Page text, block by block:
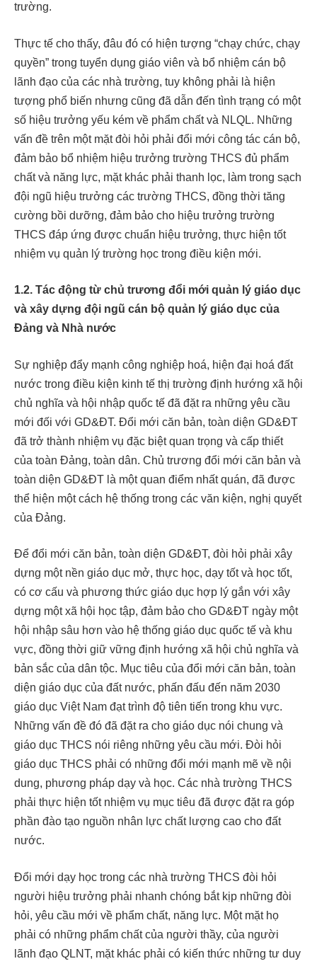
trường.
Thực tế cho thấy, đâu đó có hiện tượng “chạy chức, chạy
quyền” trong tuyển dụng giáo viên và bổ nhiệm cán bộ
lãnh đạo của các nhà trường, tuy không phải là hiện
tượng phổ biến nhưng cũng đã dẫn đến tình trạng có một
số hiệu trưởng yếu kém về phẩm chất và NLQL. Những
vấn đề trên một mặt đòi hỏi phải đổi mới công tác cán bộ,
đảm bảo bổ nhiệm hiệu trưởng trường THCS đủ phẩm
chất và năng lực, mặt khác phải thanh lọc, làm trong sạch
đội ngũ hiệu trưởng các trường THCS, đồng thời tăng
cường bồi dưỡng, đảm bảo cho hiệu trưởng trường
THCS đáp ứng được chuẩn hiệu trưởng, thực hiện tốt
nhiệm vụ quản lý trường học trong điều kiện mới.
1.2. Tác động từ chủ trương đổi mới quản lý giáo dục
và xây dựng đội ngũ cán bộ quản lý giáo dục của
Đảng và Nhà nước
Sự nghiệp đẩy mạnh công nghiệp hoá, hiện đại hoá đất
nước trong điều kiện kinh tế thị trường định hướng xã hội
chủ nghĩa và hội nhập quốc tế đã đặt ra những yêu cầu
mới đối với GD&ĐT. Đổi mới căn bản, toàn diện GD&ĐT
đã trở thành nhiệm vụ đặc biệt quan trọng và cấp thiết
của toàn Đảng, toàn dân. Chủ trương đổi mới căn bản và
toàn diện GD&ĐT là một quan điểm nhất quán, đã được
thể hiện một cách hệ thống trong các văn kiện, nghị quyết
của Đảng.
Để đổi mới căn bản, toàn diện GD&ĐT, đòi hỏi phải xây
dựng một nền giáo dục mở, thực học, dạy tốt và học tốt,
có cơ cấu và phương thức giáo dục hợp lý gắn với xây
dựng một xã hội học tập, đảm bảo cho GD&ĐT ngày một
hội nhập sâu hơn vào hệ thống giáo dục quốc tế và khu
vực, đồng thời giữ vững định hướng xã hội chủ nghĩa và
bản sắc của dân tộc. Mục tiêu của đổi mới căn bản, toàn
diện giáo dục của đất nước, phấn đấu đến năm 2030
giáo dục Việt Nam đạt trình độ tiên tiến trong khu vực.
Những vấn đề đó đã đặt ra cho giáo dục nói chung và
giáo dục THCS nói riêng những yêu cầu mới. Đòi hỏi
giáo dục THCS phải có những đổi mới mạnh mẽ về nội
dung, phương pháp dạy và học. Các nhà trường THCS
phải thực hiện tốt nhiệm vụ mục tiêu đã được đặt ra góp
phần đào tạo nguồn nhân lực chất lượng cao cho đất
nước.
Đổi mới dạy học trong các nhà trường THCS đòi hỏi
người hiệu trưởng phải nhanh chóng bắt kịp những đòi
hỏi, yêu cầu mới về phẩm chất, năng lực. Một mặt họ
phải có những phẩm chất của người thầy, của người
lãnh đạo QLNT, mặt khác phải có kiến thức những tư duy